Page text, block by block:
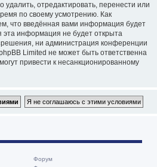
удалить, отредактировать, перенести или
по своему усмотрению. Как
что введённая вами информация будет
эта информация не будет открыта
ни администрация конференции
Limited не может быть ответственна
привести к несанкционированному
Форум